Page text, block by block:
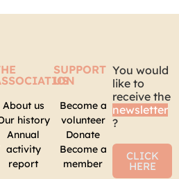
About us
history
Annual
activity
report
SUPPORT
US
Become a
volunteer
Donate
Become a
member
You would
like to
receive the
newsletter
?
CLICK
HERE